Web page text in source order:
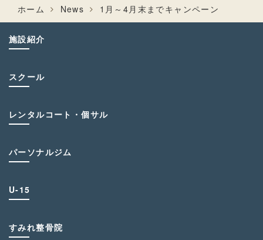
ホーム News 1月～4月末までキャンペーン
施設紹介
スクール
レンタルコート・個サル
パーソナルジム
U-15
すみれ整骨院